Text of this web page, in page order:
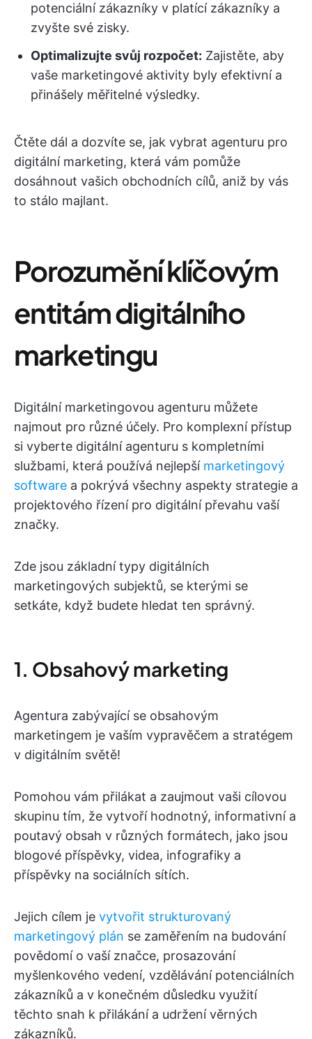
potenciální zákazníky v platící zákazníky a
zvyšte své zisky.
Optimalizujte svůj rozpočet: Zajistěte, aby
vaše marketingové aktivity byly efektivní a
přinášely měřitelné výsledky.
Čtěte dál a dozvíte se, jak vybrat agenturu pro
digitální marketing, která vám pomůže
dosáhnout vašich obchodních cílů, aniž by vás
to stálo majlant.
Porozumění klíčovým
entitám digitálního
marketingu
Digitální marketingovou agenturu můžete
najmout pro různé účely. Pro komplexní přístup
si vyberte digitální agenturu s kompletními
službami, která používá nejlepší marketingový
software a pokrývá všechny aspekty strategie a
projektového řízení pro digitální převahu vaší
značky.
Zde jsou základní typy digitálních
marketingových subjektů, se kterými se
setkáte, když budete hledat ten správný.
1. Obsahový marketing
Agentura zabývající se obsahovým
marketingem je vaším vypravěčem a stratégem
v digitálním světě!
Pomohou vám přilákat a zaujmout vaši cílovou
skupinu tím, že vytvoří hodnotný, informativní a
poutavý obsah v různých formátech, jako jsou
blogové příspěvky, videa, infografiky a
příspěvky na sociálních sítích.
Jejich cílem je vytvořit strukturovaný
marketingový plán se zaměřením na budování
povědomí o vaší značce, prosazování
myšlenkového vedení, vzdělávání potenciálních
zákazníků a v konečném důsledku využití
těchto snah k přilákání a udržení věrných
zákazníků.